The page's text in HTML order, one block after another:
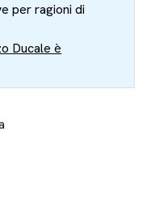
per ragioni di
Ducale è